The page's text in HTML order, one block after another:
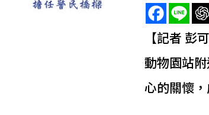
【記者
動物園站
心的關懷